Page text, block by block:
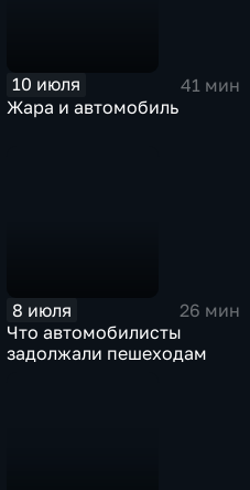
10 июля
41 мин
Жара и автомобиль
8 июля
26 мин
Что автомобилисты
задолжали пешеходам